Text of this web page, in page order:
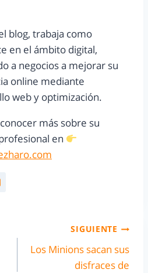
blog, trabaja como
en el ámbito digital,
a negocios a mejorar su
online mediante
web y optimización.
más sobre su
en
SIGUIENTE
Los Minions sacan sus
disfraces de